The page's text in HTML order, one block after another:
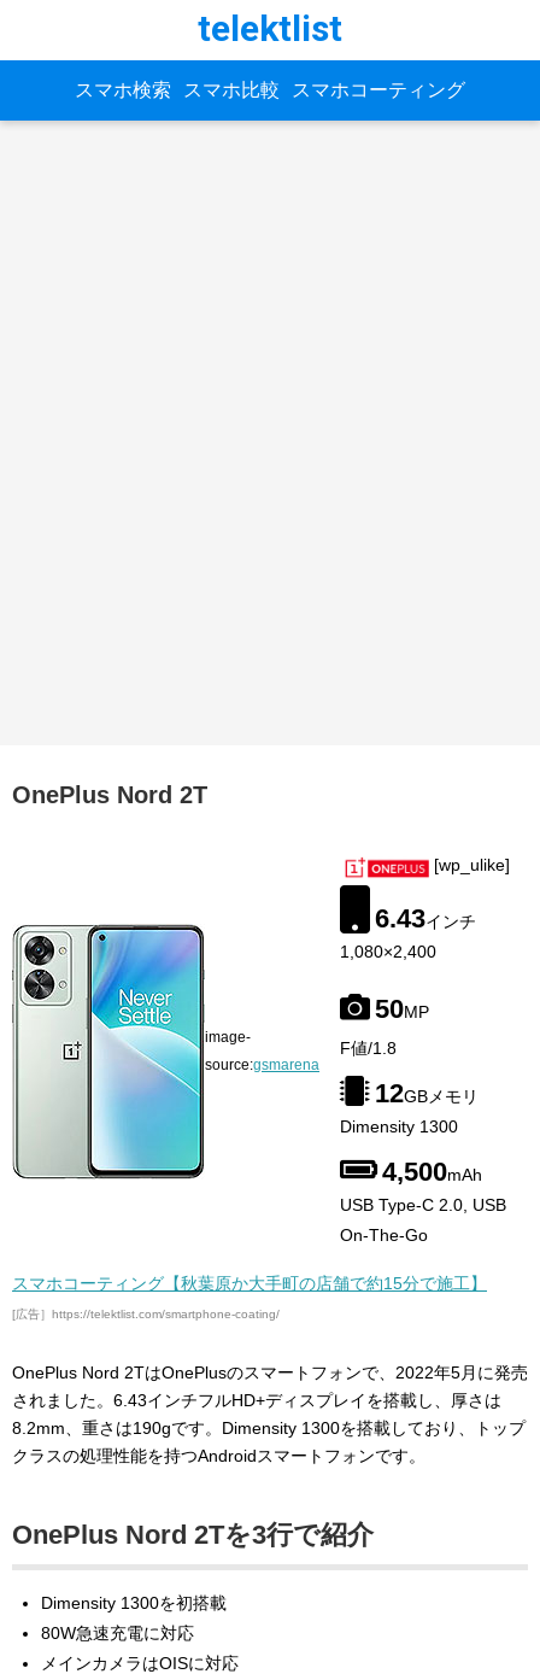
telektlist
スマホ検索 スマホ比較 スマホコーティング
OnePlus Nord 2T
image-
source:gsmarena
[wp_ulike]
6.43インチ
1,080×2,400
50MP
F値/1.8
12GBメモリ
Dimensity 1300
4,500mAh
USB Type-C 2.0, USB
On-The-Go
スマホコーティング【秋葉原か大手町の店舗で約15分で施工】
[広告］https://telektlist.com/smartphone-coating/
OnePlus Nord 2TはOnePlusのスマートフォンで、2022年5月に発売
されました。6.43インチフルHD+ディスプレイを搭載し、厚さは
8.2mm、重さは190gです。Dimensity 1300を搭載しており、トップ
クラスの処理性能を持つAndroidスマートフォンです。
OnePlus Nord 2Tを3行で紹介
Dimensity 1300を初搭載
80W急速充電に対応
メインカメラはOISに対応